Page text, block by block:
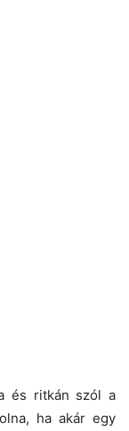
és ritkán szól a
ha akár egy